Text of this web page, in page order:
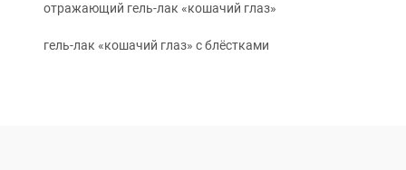
отражающий гель-лак «кошачий глаз»
гель-лак «кошачий глаз» с блёстками